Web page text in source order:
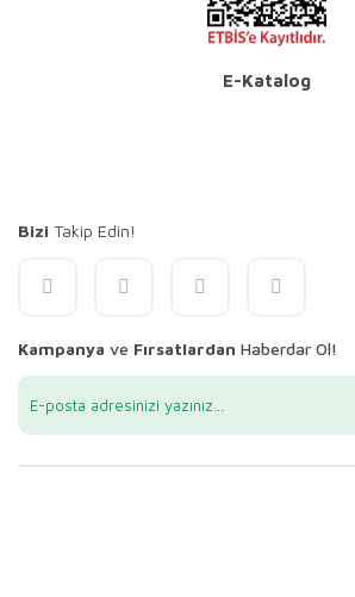
E-Katalog
Bizi Takip Edin!
Kampanya ve Fırsatlardan Haberdar Ol!